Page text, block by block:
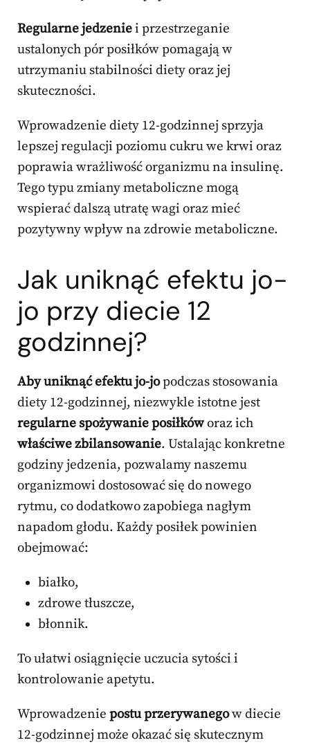
Regularne jedzeniei przestrzeganie
ustalonych pór posiłków pomagają w
utrzymaniu stabilności diety oraz jej
skuteczności.
Wprowadzenie diety 12-godzinnej sprzyja
lepszej regulacji poziomu cukru we krwi oraz
poprawia wrażliwość organizmu na insulinę.
Tego typu zmiany metaboliczne mogą
wspierać dalszą utratę wagi oraz mieć
pozytywny wpływ na zdrowie metaboliczne.
Jak uniknąć efektu jo-
jo przy diecie 12
godzinnej?
Aby uniknąć efektu jo-jopodczas stosowania
diety 12-godzinnej, niezwykle istotne jest
regularne spożywanie posiłkóworaz ich
właściwe zbilansowanie. Ustalając konkretne
godziny jedzenia, pozwalamy naszemu
organizmowi dostosować się do nowego
rytmu, co dodatkowo zapobiega nagłym
napadom głodu. Każdy posiłek powinien
obejmować:
białko,
zdrowe tłuszcze,
błonnik.
To ułatwi osiągnięcie uczucia sytości i
kontrolowanie apetytu.
Wprowadzenie postu przerywanegow diecie
12-godzinnej może okazać się skutecznym